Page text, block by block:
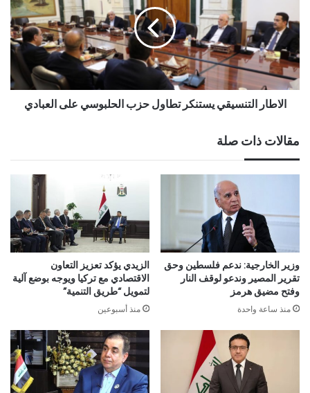
الاطار التنسيقي يستنكر تطاول حزب الحلبوسي على العبادي
مقالات ذات صلة
وزير الخارجية: ندعم فلسطين وحق
تقرير المصير وندعو لوقف النار
وفتح مضيق هرمز
منذ ساعة واحدة
الزيدي يؤكد تعزيز التعاون
الاقتصادي مع تركيا ويوجه بوضع آلية
لتمويل “طريق التنمية”
منذ أسبوعين